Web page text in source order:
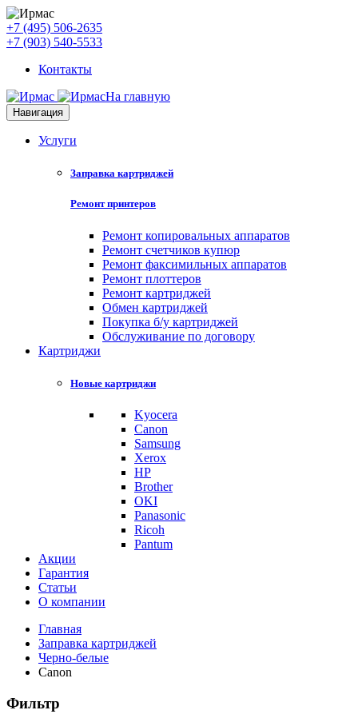
+7 (495) 506-2635
+7 (903) 540-5533
Контакты
На главную
Навигация
Услуги
Заправка картриджей
Ремонт принтеров
Ремонт копировальных аппаратов
Ремонт счетчиков купюр
Ремонт факсимильных аппаратов
Ремонт плоттеров
Ремонт картриджей
Обмен картриджей
Покупка б/у картриджей
Обслуживание по договору
Картриджи
Новые картриджи
Kyocera
Canon
Samsung
Xerox
HP
Brother
OKI
Panasonic
Ricoh
Pantum
Акции
Гарантия
Статьи
О компании
Главная
Заправка картриджей
Черно-белые
Canon
Фильтр